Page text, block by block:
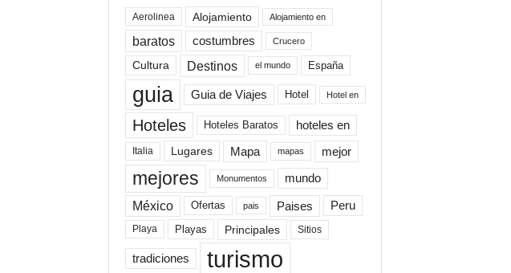
Aerolinea Alojamiento Alojamiento en
baratos costumbres Crucero
Cultura Destinos el mundo España
guia Guia de Viajes Hotel Hotel en
Hoteles Hoteles Baratos hoteles en
Italia Lugares Mapa mapas mejor
mejores Monumentos mundo
México Ofertas pais Paises Peru
Playa Playas Principales Sitios
tradiciones turismo